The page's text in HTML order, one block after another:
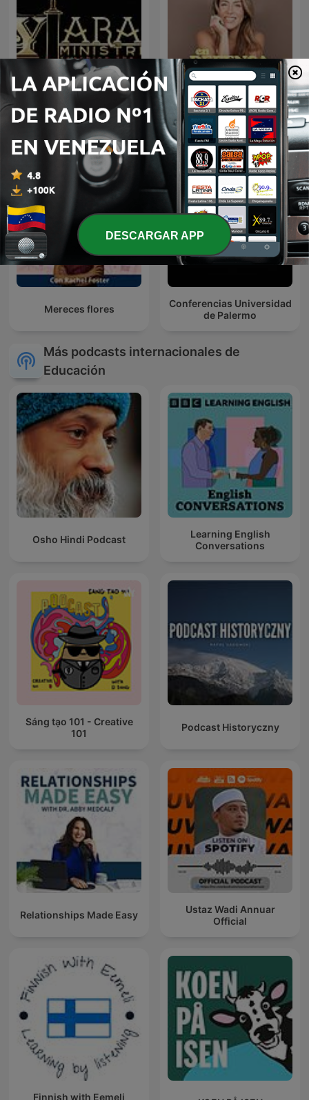
Salmos
Erika de la Vega - En
Defensa Propia
Mereces flores
Conferencias Universidad
de Palermo
Más podcasts internacionales de
Educación
Osho Hindi Podcast
Learning English
Conversations
Sáng tạo 101 - Creative
101
Podcast Historyczny
Relationships Made Easy
Ustaz Wadi Annuar
Official
Finnish with Eemeli
DESCARGAR APP